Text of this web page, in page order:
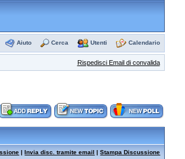
Aiuto Cerca Utenti Calendario
Rispedisci Email di convalida
|Invia disc. tramite email |Stampa Discussione